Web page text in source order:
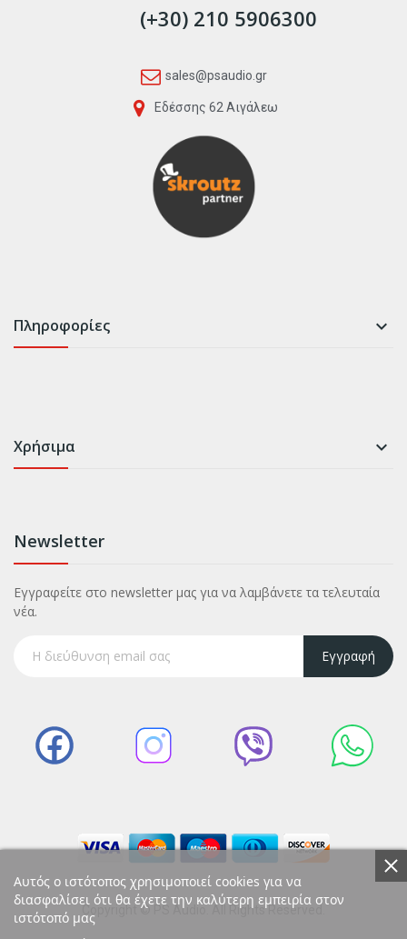
(+30) 210 5906300
sales@psaudio.gr
Εδέσσης 62 Αιγάλεω
Πληροφορίες 
Χρήσιμα 
Newsletter
Εγγραφείτε στο newsletter μας για να λαμβάνετε τα τελευταία
νέα.
Εγγραφή
Copyright © PS Audio. All Rights Reserved.
Αυτός ο ιστότοπος χρησιμοποιεί cookies για να
διασφαλίσει ότι θα έχετε την καλύτερη εμπειρία στον
ιστότοπό μας